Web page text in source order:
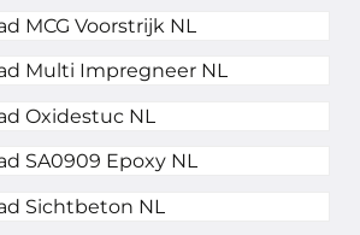
MCG Voorstrijk NL
Multi Impregneer NL
Oxidestuc NL
SA0909 Epoxy NL
Sichtbeton NL